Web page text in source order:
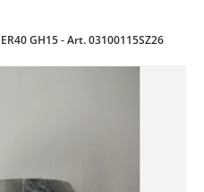
GH15 - Art. 03100115SZ26